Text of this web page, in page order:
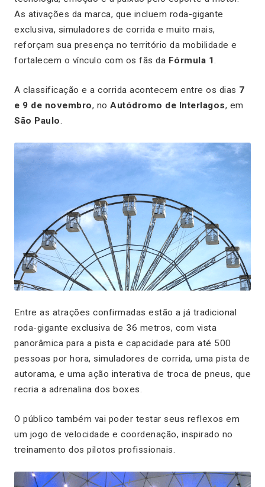
As ativações da marca, que incluem roda-gigante
exclusiva, simuladores de corrida e muito mais,
reforçam sua presença no território da mobilidade e
fortalecem o vínculo com os fãs da Fórmula 1.
A classificação e a corrida acontecem entre os dias 7
e 9 de novembro, no Autódromo de Interlagos, em
São Paulo.
Entre as atrações confirmadas estão a já tradicional
roda-gigante exclusiva de 36 metros, com vista
panorâmica para a pista e capacidade para até 500
pessoas por hora, simuladores de corrida, uma pista de
autorama, e uma ação interativa de troca de pneus, que
recria a adrenalina dos boxes.
O público também vai poder testar seus reflexos em
um jogo de velocidade e coordenação, inspirado no
treinamento dos pilotos profissionais.